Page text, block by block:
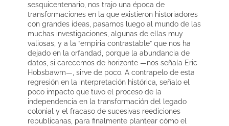
sesquicentenario, nos trajo una época de
transformaciones en la que existieron historiadores
con grandes ideas, pasamos luego al mundo de las
muchas investigaciones, algunas de ellas muy
valiosas, y a la “empiria contrastable” que nos ha
dejado en la orfandad, porque la abundancia de
datos, si carecemos de horizonte —nos señala Eric
Hobsbawm—, sirve de poco. A contrapelo de esta
regresión en la interpretación histórica, señalo el
poco impacto que tuvo el proceso de la
independencia en la transformación del legado
colonial y el fracaso de sucesivas reediciones
republicanas, para finalmente plantear cómo el